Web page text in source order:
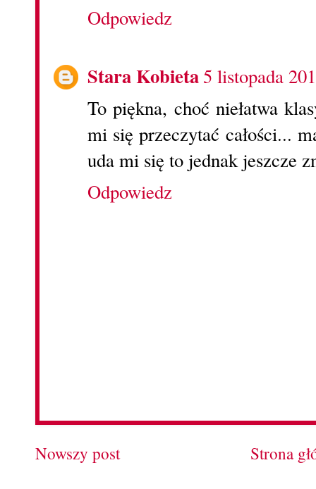
Odpowiedz
Stara Kobieta5 listopada
To piękna, choć niełatwa
mi się przeczytać całości...
uda mi się to jednak jeszcze
Odpowiedz
Nowszy post Strona